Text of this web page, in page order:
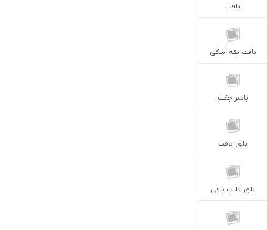
بافت
بافت يقه اسكى
بامبر جكت
بلوز بافت
بلوز قلاب بافى